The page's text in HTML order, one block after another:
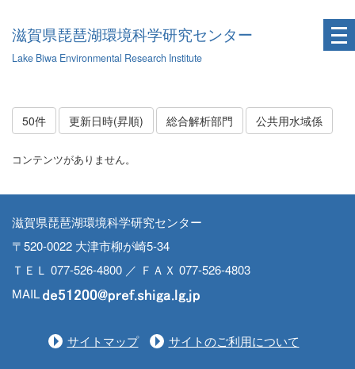
滋賀県琵琶湖環境科学研究センター
Lake Biwa Environmental Research Institute
50件 更新日時(昇順) 総合解析部門 公共用水域係
コンテンツがありません。
滋賀県琵琶湖環境科学研究センター
〒520-0022 大津市柳が崎5-34
ＴＥＬ 077-526-4800 ／ ＦＡＸ 077-526-4803
MAIL
サイトマップ サイトのご利用について